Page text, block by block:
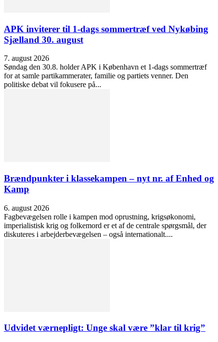
APK inviterer til 1-dags sommertræf ved Nykøbing
Sjælland 30. august
7. august 2026
Søndag den 30.8. holder APK i København et 1-dags sommertræf
for at samle partikammerater, familie og partiets venner. Den
politiske debat vil fokusere på...
Brændpunkter i klassekampen – nyt nr. af Enhed og
Kamp
6. august 2026
Fagbevægelsen rolle i kampen mod oprustning, krigsøkonomi,
imperialistisk krig og folkemord er et af de centrale spørgsmål, der
diskuteres i arbejderbevægelsen – også internationalt....
Udvidet værnepligt: Unge skal være ”klar til krig”